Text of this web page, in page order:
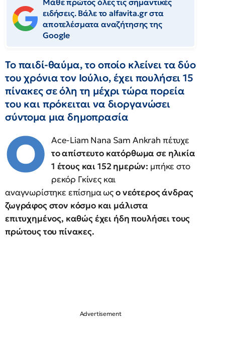
Μάθε πρώτος όλες τις σημαντικές
ειδήσεις. Βάλε το alfavita.gr στα
αποτελέσματα αναζήτησης της
Google
Το παιδί-θαύμα, το οποίο κλείνει τα δύο
του χρόνια τον Ιούλιο, έχει πουλήσει 15
πίνακες σε όλη τη μέχρι τώρα πορεία
του και πρόκειται να διοργανώσει
σύντομα μια δημοπρασία
Ο Ace-Liam Nana Sam Ankrah πέτυχε
το απίστευτο κατόρθωμα σε ηλικία
1 έτους και 152 ημερών: μπήκε στο
ρεκόρ Γκίνες και
αναγνωρίστηκε επίσημα ωςο νεότερος άνδρας
ζωγράφος στον κόσμο και μάλιστα
επιτυχημένος, καθώς έχει ήδη πουλήσει τους
πρώτους του πίνακες.